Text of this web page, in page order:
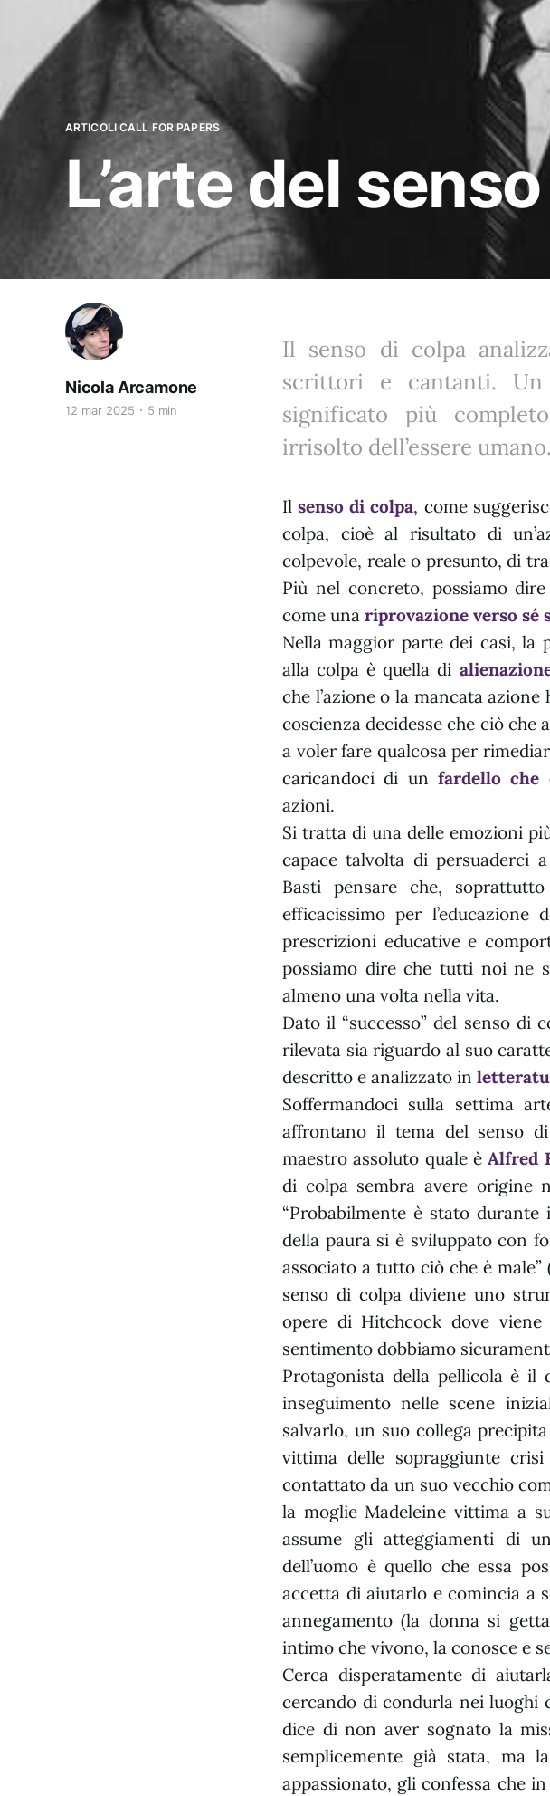
ARTICOLI CALL FOR PAPERS
L’arte del
Nicola Arcamone
12 mar 2025 5 min
Il senso di colpa
scrittori e cantanti. Un
significato più
irrisolto dell’essere umano.
Ilsenso di colpa, come
colpa, cioè al risultato di
colpevole, reale o presunto, di
Più nel concreto, possiamo
come una riprovazione verso sé
Nella maggior parte dei casi, la
alla colpa è quella di
che l’azione o la mancata
coscienza decidesse che ciò
a voler fare qualcosa per
caricandoci di un fardello che
azioni.
Si tratta di una delle emozioni
capace talvolta di persuaderci
Basti pensare che,
efficacissimo per
prescrizioni educative e
possiamo dire che tutti noi ne
almeno una volta nella vita.
Dato il “successo” del senso di
rilevata sia riguardo al suo
descritto e analizzato in
Soffermandoci sulla settima
affrontano il tema del senso
maestro assoluto quale èAlfred
di colpa sembra avere origine
“Probabilmente è stato
della paura si è sviluppato con
associato a tutto ciò che è
senso di colpa diviene uno
opere di Hitchcock dove
sentimento dobbiamo
Protagonista della pellicola è il
inseguimento nelle scene
salvarlo, un suo collega
vittima delle sopraggiunte
contattato da un suo vecchio
la moglie Madeleine vittima a
assume gli atteggiamenti di
dell’uomo è quello che essa
accetta di aiutarlo e comincia a
annegamento (la donna si
intimo che vivono, la conosce e
Cerca disperatamente di
cercando di condurla nei luoghi
dice di non aver sognato la
semplicemente già stata, ma
appassionato, gli confessa che